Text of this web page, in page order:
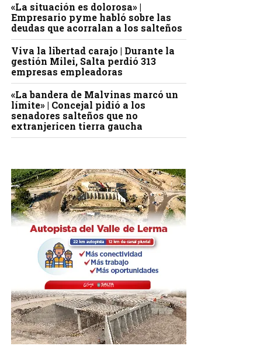
«La situación es dolorosa» |
Empresario pyme habló sobre las
deudas que acorralan a los salteños
Viva la libertad carajo | Durante la
gestión Milei, Salta perdió 313
empresas empleadoras
«La bandera de Malvinas marcó un
límite» | Concejal pidió a los
senadores salteños que no
extranjericen tierra gaucha